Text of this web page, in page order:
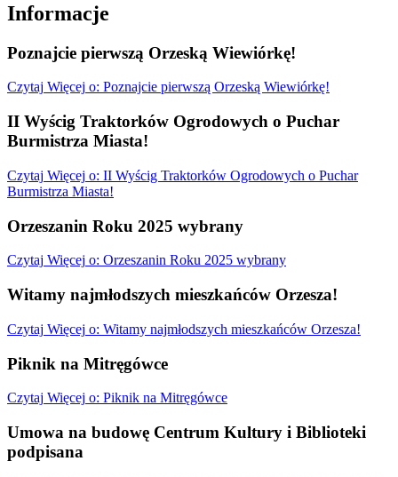
Informacje
Poznajcie pierwszą Orzeską Wiewiórkę!
Czytaj Więcej o: Poznajcie pierwszą Orzeską Wiewiórkę!
II Wyścig Traktorków Ogrodowych o Puchar
Burmistrza Miasta!
Czytaj Więcej o: II Wyścig Traktorków Ogrodowych o Puchar
Burmistrza Miasta!
Orzeszanin Roku 2025 wybrany
Czytaj Więcej o: Orzeszanin Roku 2025 wybrany
Witamy najmłodszych mieszkańców Orzesza!
Czytaj Więcej o: Witamy najmłodszych mieszkańców Orzesza!
Piknik na Mitręgówce
Czytaj Więcej o: Piknik na Mitręgówce
Umowa na budowę Centrum Kultury i Biblioteki
podpisana